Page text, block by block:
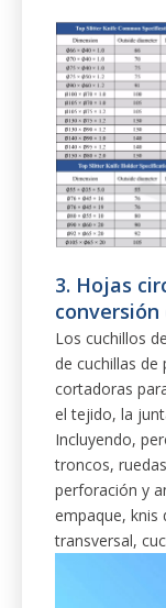
2.
superior e
de
Apoyamos la
Incluyendo,
superior e
circular,
serradas, etc.